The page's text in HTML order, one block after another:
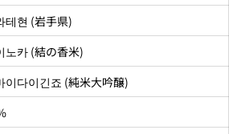
테현 (岩手県)
노카 (結の香米)
이다이긴죠 (純米大吟醸)